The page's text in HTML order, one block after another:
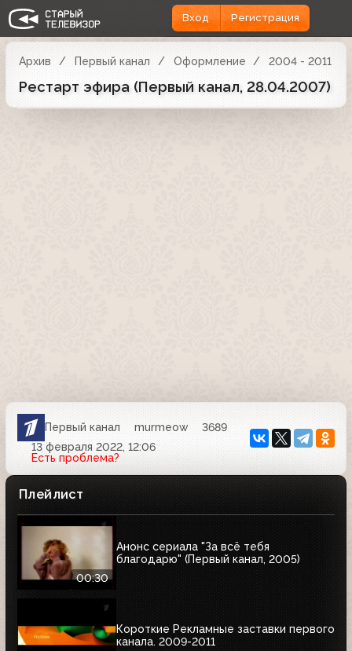
Вход Регистрация
Архив Первый канал Оформление 2004 - 2011
Рестарт эфира (Первый канал, 28.04.2007)
Первый канал murmeow
3689
13 февраля 2022, 12:06
Есть проблема?
Плейлист
00:30
Анонс сериала "За всё тебя
благодарю" (Первый канал, 2005)
Короткие Рекламные заставки первого
канала. 2009-2011